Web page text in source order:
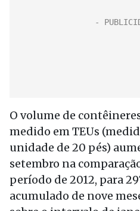
O volume de
medido em TEUs
unidade de 20 pés)
setembro na
período de 2012, para
acumulado de nove